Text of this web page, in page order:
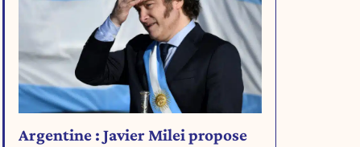
Argentine : Javier Milei propose